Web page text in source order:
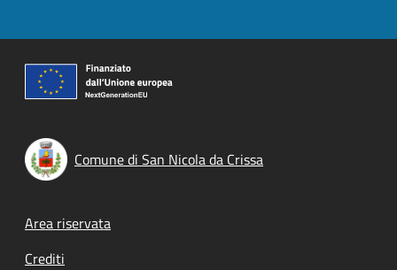
Comune di San Nicola da Crissa
Footer menu
Area riservata
Crediti